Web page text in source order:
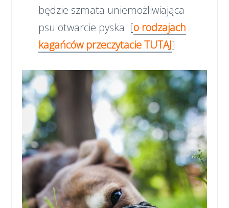
będzie szmata uniemożliwiająca
psu otwarcie pyska. [o rodzajach
kagańców przeczytacie TUTAJ]